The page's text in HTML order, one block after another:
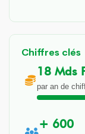
Chiffres clés
18 Mds
par an de
+ 600